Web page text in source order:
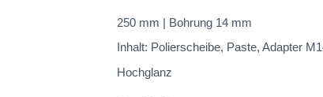
250 mm | Bohrung 14 mm
Inhalt: Polierscheibe, Paste, Adapter
Hochglanz